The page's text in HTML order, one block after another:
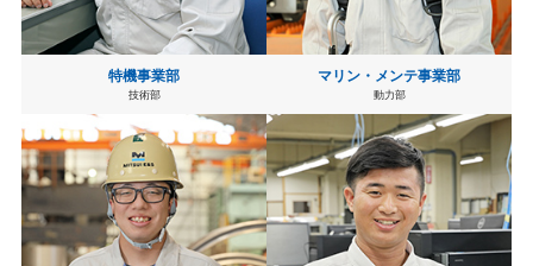
特機事業部
技術部
マリン・メンテ事業部
動力部